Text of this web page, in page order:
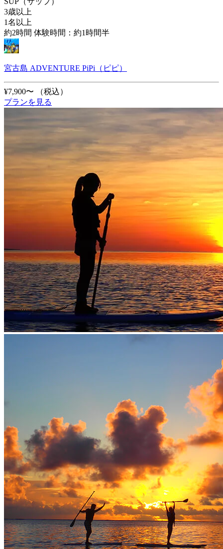
3歳以上
1名以上
約2時間 体験時間：約1時間半
宮古島 ADVENTURE PiPi（ピピ）
¥7,900〜
（税込）
プランを見る